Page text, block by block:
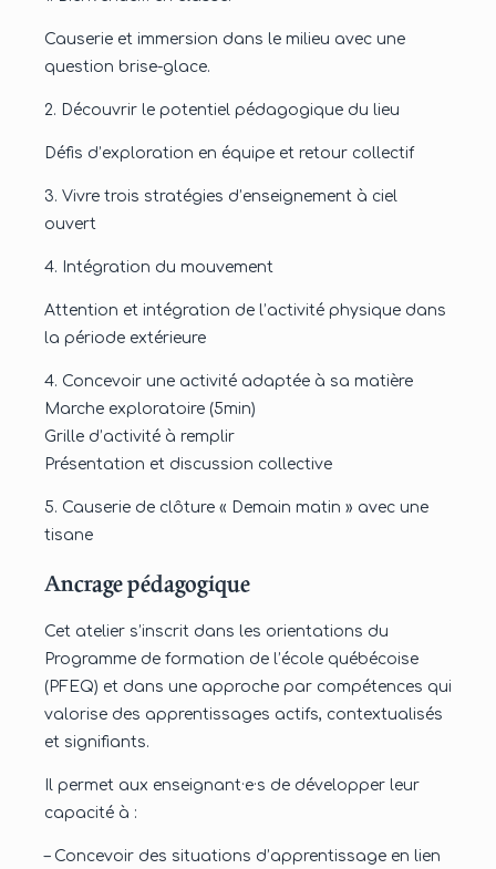
Causerie et immersion dans le milieu avec une
question brise-glace.
2. Découvrir le potentiel pédagogique du lieu
Défis d’exploration en équipe et retour collectif
3. Vivre trois stratégies d’enseignement à ciel
ouvert
4. Intégration du mouvement
Attention et intégration de l’activité physique dans
la période extérieure
4. Concevoir une activité adaptée à sa matière
Marche exploratoire (5min)
Grille d’activité à remplir
Présentation et discussion collective
5. Causerie de clôture « Demain matin » avec une
tisane
Ancrage pédagogique
Cet atelier s’inscrit dans les orientations du
Programme de formation de l’école québécoise
(PFEQ) et dans une approche par compétences qui
valorise des apprentissages actifs, contextualisés
et signifiants.
Il permet aux enseignant·e·s de développer leur
capacité à :
– Concevoir des situations d’apprentissage en lien